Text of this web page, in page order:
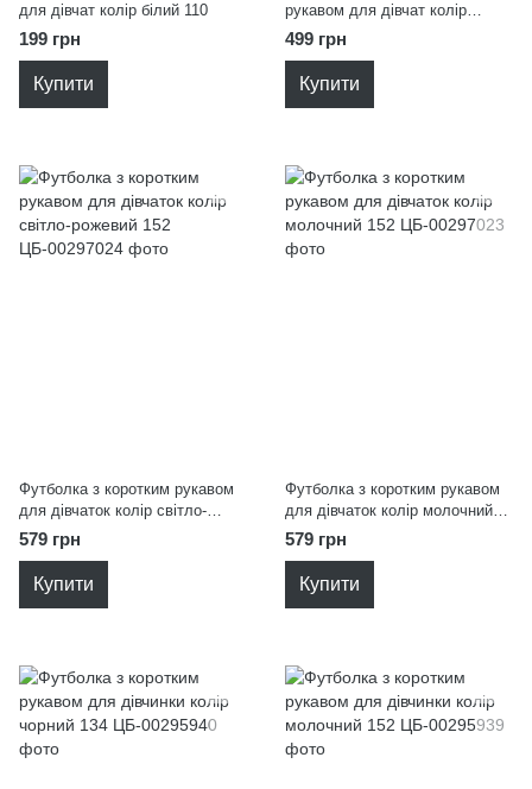
для дівчат колір білий 110
199 грн
Купити
рукавом для дівчат колір
молочний 152
499 грн
Купити
Футболка з коротким рукавом
для дівчаток колір світло-
рожевий 152
579 грн
Купити
Футболка з коротким рукавом
для дівчаток колір молочний
152
579 грн
Купити